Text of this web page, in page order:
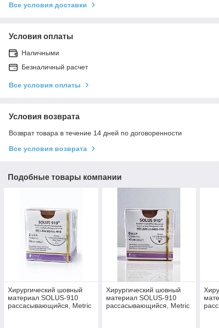
Все условия доставки
Условия оплаты
Наличными
Безналичный расчет
Все условия оплаты
Условия возврата
Возврат товара в течение 14 дней по договоренности
Все условия возврата
Подобные товары компании
Хирургический шовный
материал SOLUS-910
рассасывающийся, Metric
Хирургический шовный
материал SOLUS-910
рассасывающийся, Metric